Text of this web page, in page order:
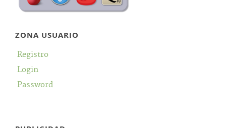
ZONA USUARIO
Registro
Login
Password